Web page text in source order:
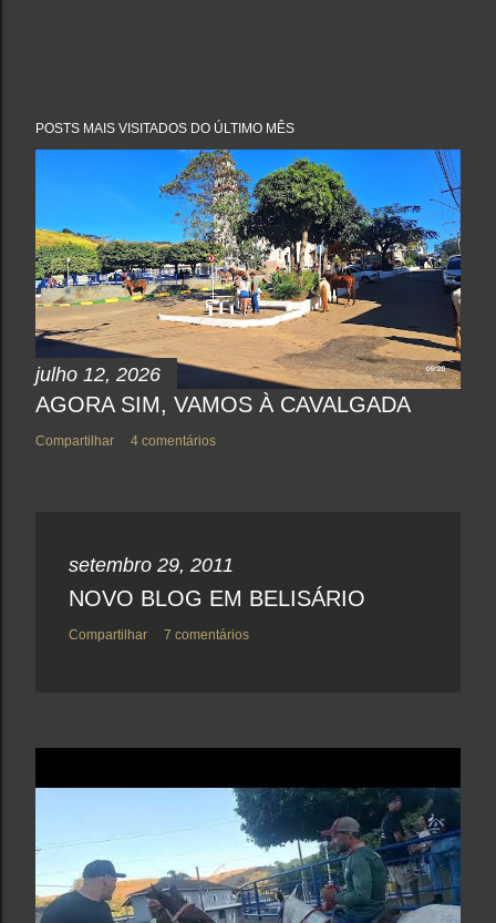
POSTS MAIS VISITADOS DO ÚLTIMO MÊS
julho 12, 2026
AGORA SIM, VAMOS À CAVALGADA
Compartilhar 4 comentários
setembro 29, 2011
NOVO BLOG EM BELISÁRIO
Compartilhar 7 comentários